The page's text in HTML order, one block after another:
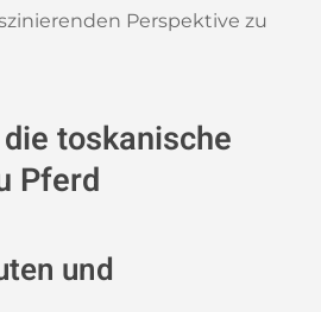
Perspektive zu
toskanische
Pferd
und